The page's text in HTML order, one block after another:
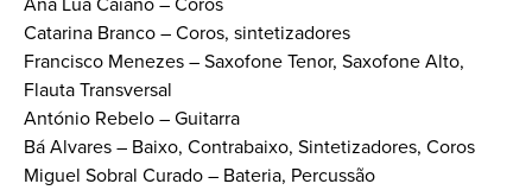
Catarina Branco – Coros, sintetizadores
Francisco Menezes – Saxofone Tenor, Saxofone Alto,
Flauta Transversal
António Rebelo – Guitarra
Bá Alvares – Baixo, Contrabaixo, Sintetizadores, Coros
Miguel Sobral Curado – Bateria, Percussão